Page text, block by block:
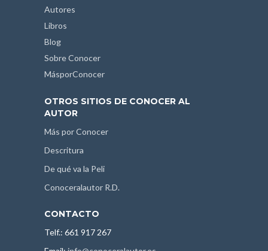
Autores
Libros
Blog
Sobre Conocer
MásporConocer
OTROS SITIOS DE CONOCER AL
AUTOR
Más por Conocer
Descritura
De qué va la Peli
Conoceralautor R.D.
CONTACTO
Telf.: 661 917 267